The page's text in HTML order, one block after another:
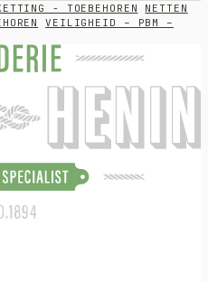
- TOEBEHOREN
NETTEN
VEILIGHEID – PBM –